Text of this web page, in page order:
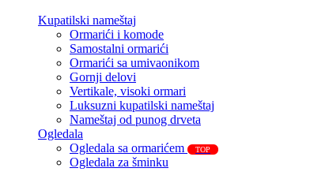
Kupatilski nameštaj
Ormarići i komode
Samostalni ormarići
Ormarići sa umivaonikom
Gornji delovi
Vertikale, visoki ormari
Luksuzni kupatilski nameštaj
Nameštaj od punog drveta
Ogledala
Ogledala sa ormarićem
TOP
Ogledala za šminku